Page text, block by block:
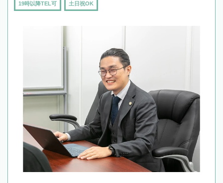
19時以降TEL可 土日祝OK